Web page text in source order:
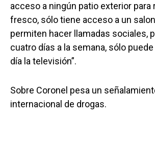
acceso a ningún patio exterior para
fresco, sólo tiene acceso a un
permiten hacer llamadas sociales,
cuatro días a la semana, sólo puede
día la televisión”.
Sobre Coronel pesa un
internacional de drogas.